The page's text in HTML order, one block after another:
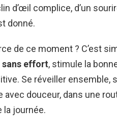
d’œil complice, d’un
donné.
de ce moment ? C’est
sans effort, stimule la
Se réveiller ensemble,
avec douceur, dans une
la journée.